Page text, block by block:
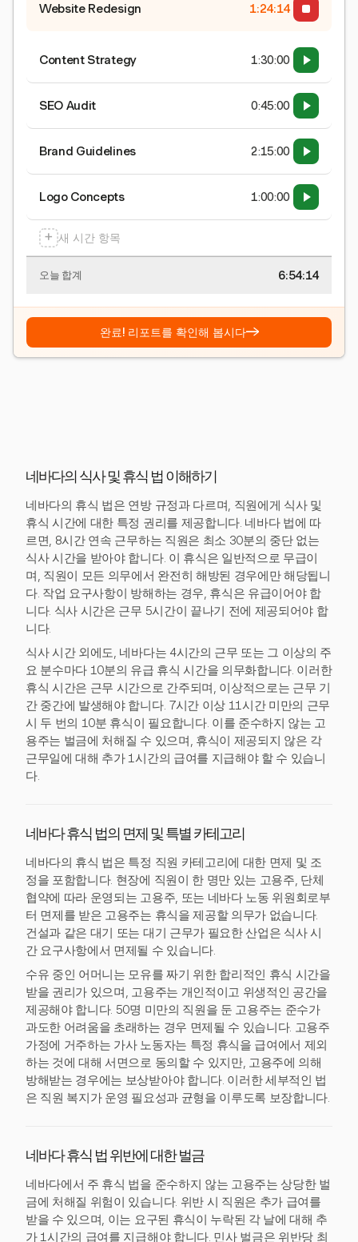
Website Redesign 1:24:15
Content Strategy 1:30:00
SEO Audit 0:45:00
Brand Guidelines 2:15:00
Logo Concepts 1:00:00
+ 새 시간 항목
오늘 합계 6:54:15
완료! 리포트를 확인해 봅시다→
네바다의 식사 및 휴식 법 이해하기
네바다의 휴식 법은 연방 규정과 다르며, 직원에게 식사 및
휴식 시간에 대한 특정 권리를 제공합니다. 네바다 법에 따
르면, 8시간 연속 근무하는 직원은 최소 30분의 중단 없는
식사 시간을 받아야 합니다. 이 휴식은 일반적으로 무급이
며, 직원이 모든 의무에서 완전히 해방된 경우에만 해당됩니
다. 작업 요구사항이 방해하는 경우, 휴식은 유급이어야 합
니다. 식사 시간은 근무 5시간이 끝나기 전에 제공되어야 합
니다.
식사 시간 외에도, 네바다는 4시간의 근무 또는 그 이상의 주
요 분수마다 10분의 유급 휴식 시간을 의무화합니다. 이러한
휴식 시간은 근무 시간으로 간주되며, 이상적으로는 근무 기
간 중간에 발생해야 합니다. 7시간 이상 11시간 미만의 근무
시 두 번의 10분 휴식이 필요합니다. 이를 준수하지 않는 고
용주는 벌금에 처해질 수 있으며, 휴식이 제공되지 않은 각
근무일에 대해 추가 1시간의 급여를 지급해야 할 수 있습니
다.
네바다 휴식 법의 면제 및 특별 카테고리
네바다의 휴식 법은 특정 직원 카테고리에 대한 면제 및 조
정을 포함합니다. 현장에 직원이 한 명만 있는 고용주, 단체
협약에 따라 운영되는 고용주, 또는 네바다 노동 위원회로부
터 면제를 받은 고용주는 휴식을 제공할 의무가 없습니다.
건설과 같은 대기 또는 대기 근무가 필요한 산업은 식사 시
간 요구사항에서 면제될 수 있습니다.
수유 중인 어머니는 모유를 짜기 위한 합리적인 휴식 시간을
받을 권리가 있으며, 고용주는 개인적이고 위생적인 공간을
제공해야 합니다. 50명 미만의 직원을 둔 고용주는 준수가
과도한 어려움을 초래하는 경우 면제될 수 있습니다. 고용주
가정에 거주하는 가사 노동자는 특정 휴식을 급여에서 제외
하는 것에 대해 서면으로 동의할 수 있지만, 고용주에 의해
방해받는 경우에는 보상받아야 합니다. 이러한 세부적인 법
은 직원 복지가 운영 필요성과 균형을 이루도록 보장합니다.
네바다 휴식 법 위반에 대한 벌금
네바다에서 주 휴식 법을 준수하지 않는 고용주는 상당한 벌
금에 처해질 위험이 있습니다. 위반 시 직원은 추가 급여를
받을 수 있으며, 이는 요구된 휴식이 누락된 각 날에 대해 추
가 1시간의 급여를 지급해야 합니다. 민사 벌금은 위반당 최